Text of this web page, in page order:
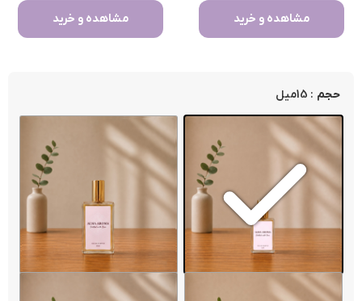
مشاهده و خرید مشاهده و خرید
حجم : 15میل